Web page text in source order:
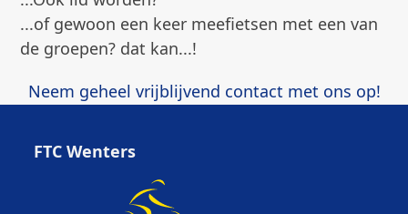
...of gewoon een keer meefietsen met een van
de groepen? dat kan...!
Neem geheel vrijblijvend contact met ons op!
FTC Wenters